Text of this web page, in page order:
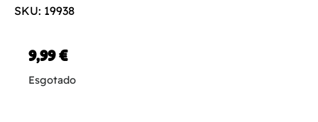
SKU: 19938
9,99€
Esgotado